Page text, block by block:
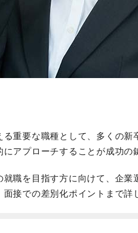
重要な職種として、多くの
アプローチすることが成功の
職を目指す方に向けて、企
接での差別化ポイントまで詳